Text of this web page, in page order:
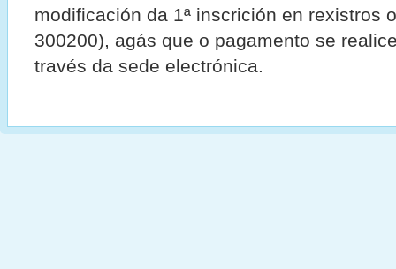
modificación da 1ª inscrición en rexistros
300200), agás que o pagamento se
través da sede electrónica.